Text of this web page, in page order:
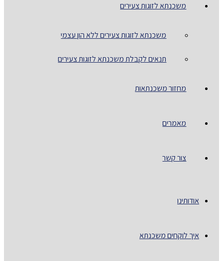
משכנתא לזוגות צעירים
משכנתא לזוגות צעירים ללא הון עצמי
תנאים לקבלת משכנתא לזוגות צעירים
מחזור משכנתאות
מאמרים
צור קשר
אודותינו
איך לוקחים משכנתא